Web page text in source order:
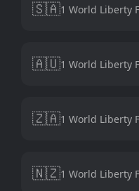
🇸🇦1 World Liberty
🇦🇺1 World Liberty
🇿🇦1 World Liberty
🇳🇿1 World Liberty